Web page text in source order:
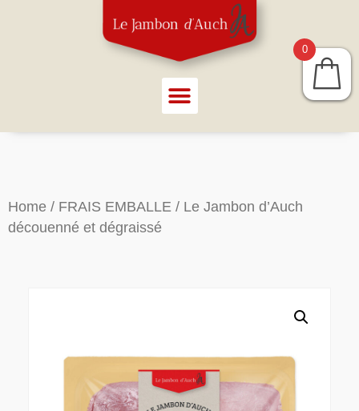
Home / FRAIS EMBALLE / Le Jambon d’Auch
découenné et dégraissé
0